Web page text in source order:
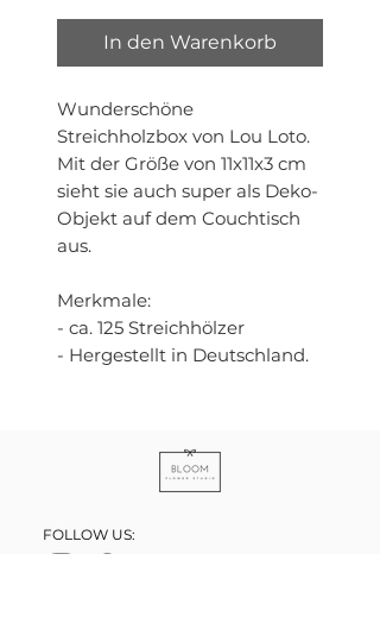
In den Warenkorb
Wunderschöne
Streichholzbox von Lou Loto.
Mit der Größe von 11x11x3 cm
sieht sie auch super als Deko-
Objekt auf dem Couchtisch
aus.
Merkmale:
- ca. 125 Streichhölzer
- Hergestellt in Deutschland.
FOLLOW US: